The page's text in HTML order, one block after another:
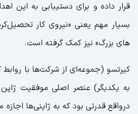
قرار داده و برای دستیبابی به این
بسیار مهم یعنی «نیروی کار
های بزرگ» نیز کمک گرفته است.
کیرتسو (جموعه‌ای از شرکت‌ها با
به یکدیگر) عنصر اصلی موفقیت
درواقع قدرتی بود که به ژاپنی‌ها